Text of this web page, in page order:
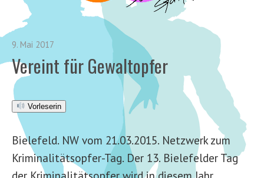
9. Mai 2017
Vereint für Gewaltopfer
Vorleserin
Bielefeld. NW vom 21.03.2015. Netzwerk zum
Kriminalitätsopfer-Tag. Der 13. Bielefelder Tag